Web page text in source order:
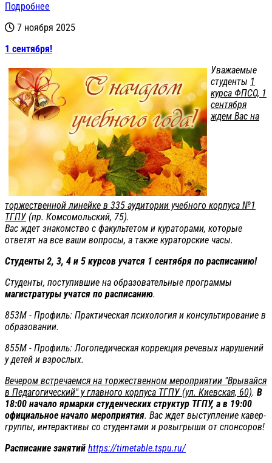
Подробнее
7 ноября 2025
1 сентября!
Уважаемые
студенты 1
курса ФПСО, 1
сентября
ждем Вас на
торжественной линейке в 335 аудитории учебного корпуса №1
ТГПУ (пр. Комсомольский, 75).
Вас ждет знакомство с факультетом и кураторами, которые
ответят на все ваши вопросы, а также кураторские часы.
Студенты 2, 3, 4 и 5 курсов учатся 1 сентября по расписанию!
Студенты, поступившие на образовательные программы
магистратуры учатся по расписанию.
853М - Профиль: Практическая психология и консультирование в
образовании.
855М - Профиль: Логопедическая коррекция речевых нарушений
у детей и взрослых.
Вечером встречаемся на торжественном мероприятии "Врывайся
в Педагогический" у главного корпуса ТГПУ (ул. Киевская, 60). В
18:00 начало ярмарки студенческих структур ТГПУ, а в 19:00
официальное начало мероприятия. Вас ждет выступление кавер-
группы, интерактивы со студентами и розыгрыши от спонсоров!
Расписание занятий https://timetable.tspu.ru/